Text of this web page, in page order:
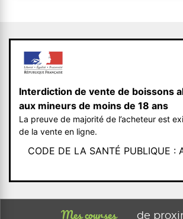
Interdiction de vente de boissons
aux mineurs de moins de 18 ans
La preuve de majorité de l’acheteur est
de la vente en ligne.
CODE DE LA SANTÉ PUBLIQUE :
Mes courses de